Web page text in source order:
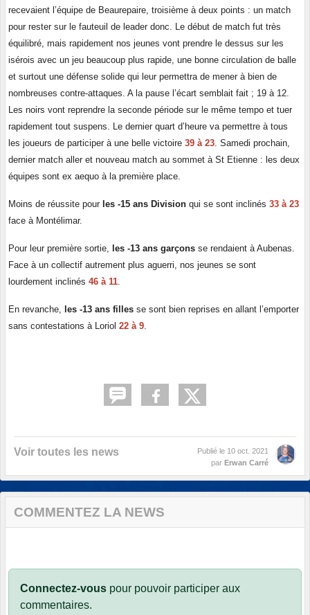
recevaient l’équipe de Beaurepaire, troisième à deux points : un match
pour rester sur le fauteuil de leader donc. Le début de match fut très
équilibré, mais rapidement nos jeunes vont prendre le dessus sur les
isérois avec un jeu beaucoup plus rapide, une bonne circulation de balle
et surtout une défense solide qui leur permettra de mener à bien de
nombreuses contre-attaques. A la pause l’écart semblait fait ; 19 à 12.
Les noirs vont reprendre la seconde période sur le même tempo et tuer
rapidement tout suspens. Le dernier quart d’heure va permettre à tous
les joueurs de participer à une belle victoire 39 à 23. Samedi prochain,
dernier match aller et nouveau match au sommet à St Etienne : les deux
équipes sont ex aequo à la première place.
Moins de réussite pour les -15 ans Division qui se sont inclinés 33 à 23
face à Montélimar.
Pour leur première sortie, les -13 ans garçons se rendaient à Aubenas.
Face à un collectif autrement plus aguerri, nos jeunes se sont
lourdement inclinés 46 à 11.
En revanche, les -13 ans filles se sont bien reprises en allant l’emporter
sans contestations à Loriol 22 à 9.
Voir toutes les news Publié le 10 oct. 2021
par Erwan Carré
COMMENTEZ LA NEWS
Connectez-vous pour pouvoir participer aux
commentaires.